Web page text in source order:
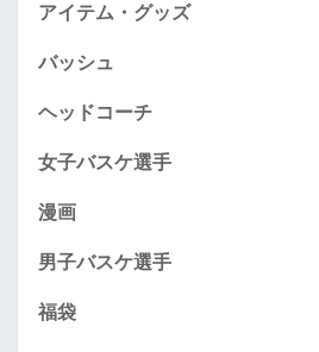
アイテム・グッズ
バッシュ
ヘッドコーチ
女子バスケ選手
漫画
男子バスケ選手
福袋